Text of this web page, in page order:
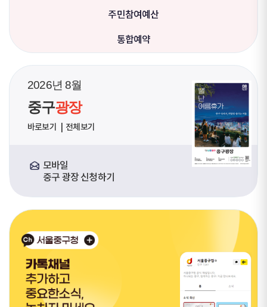
주민참여예산
통합예약
2026년 8월
중구광장
바로보기 전체보기
모바일
중구 광장 신청하기